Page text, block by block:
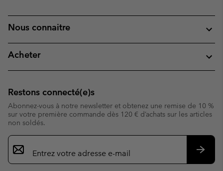
Nous connaitre
Acheter
Restons connecté(e)s
Abonnez-vous à notre newsletter et obtenez une remise de 10 %
sur votre première commande dès 120 € d’achats sur les articles
non soldés.
Inscription
par
e-